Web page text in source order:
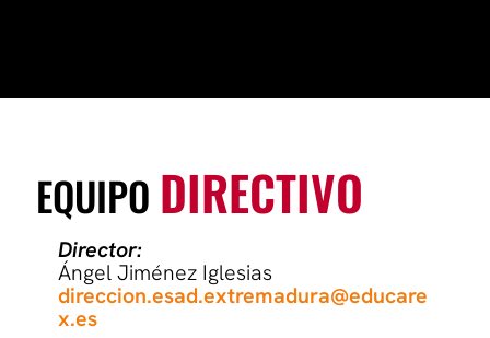
EQUIPO DIRECTIVO
Director:
Ángel Jiménez Iglesias
direccion.esad.extremadura@educare
x.es